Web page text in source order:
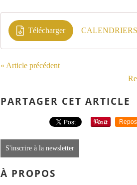
Télécharger
« Article précédent
PARTAGER CET ARTICLE
S'inscrire à la newsletter
À PROPOS